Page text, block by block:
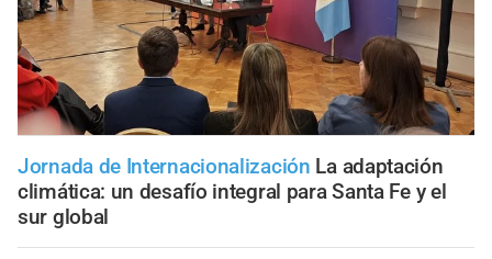
Jornada de Internacionalización La adaptación
climática: un desafío integral para Santa Fe y el
sur global